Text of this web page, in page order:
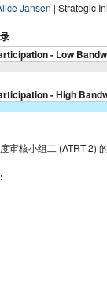
Jansen | Strategic
- Low
- High
审核小组二 (ATRT 2)